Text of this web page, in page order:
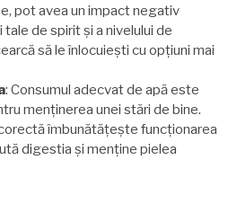
pot avea un impact negativ
tale de spirit și a nivelului de
să le înlocuiești cu opțiuni mai
: Consumul adecvat de apă este
menținerea unei stări de bine.
îmbunătățește funcționarea
digestia și menține pielea